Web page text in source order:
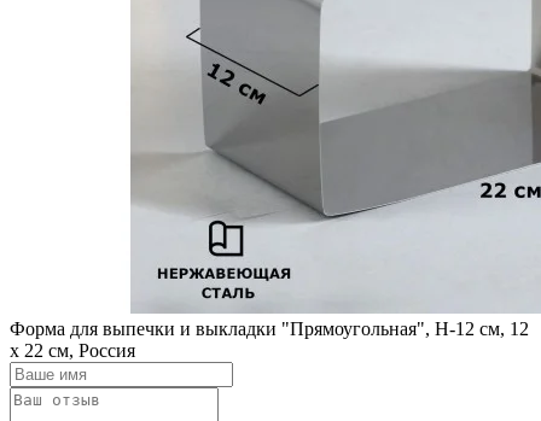
Форма для выпечки и выкладки "Прямоугольная", H-12 см, 12
х 22 см, Россия